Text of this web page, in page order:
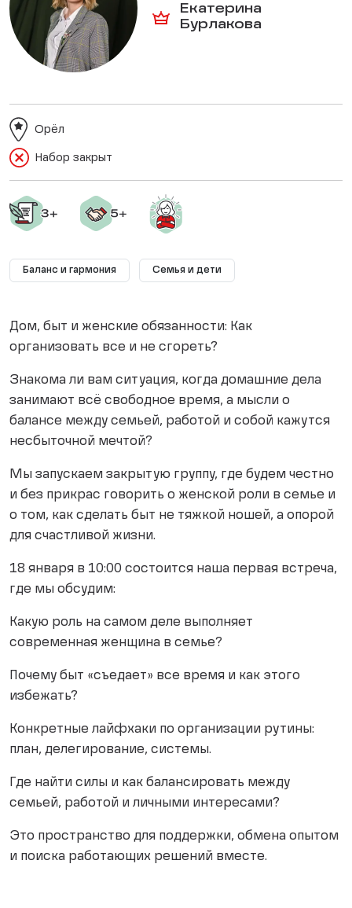
Екатерина
Бурлакова
Набор закрыт
Орёл
Баланс и гармония Семья и дети
Дом, быт и женские обязанности: Как
организовать все и не сгореть?
Знакома ли вам ситуация, когда домашние дела
занимают всё свободное время, а мысли о
балансе между семьей, работой и собой кажутся
несбыточной мечтой?
Мы запускаем закрытую группу, где будем честно
и без прикрас говорить о женской роли в семье и
о том, как сделать быт не тяжкой ношей, а опорой
для счастливой жизни.
18 января в 10:00 состоится наша первая встреча,
где мы обсудим:
Какую роль на самом деле выполняет
современная женщина в семье?
Почему быт «съедает» все время и как этого
избежать?
Конкретные лайфхаки по организации рутины:
план, делегирование, системы.
Где найти силы и как балансировать между
семьей, работой и личными интересами?
Это пространство для поддержки, обмена опытом
и поиска работающих решений вместе.